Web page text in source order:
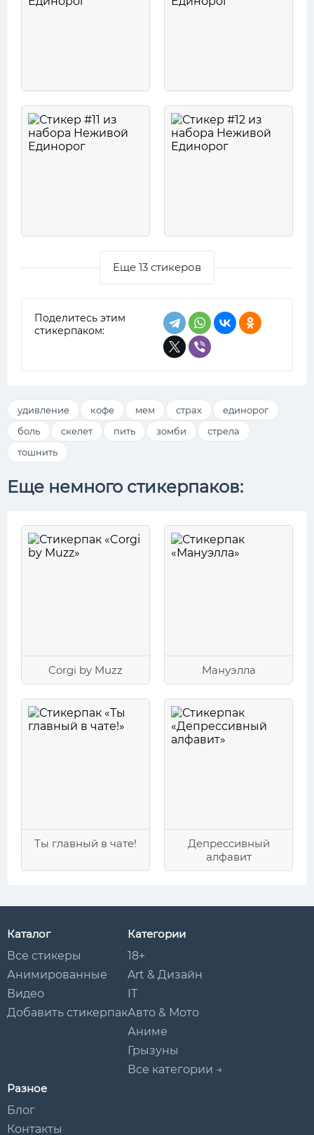
Еще 13 стикеров
Поделитесь этим
стикерпаком:
удивление кофе мем страх
единорог
боль
скелет пить зомби
стрела
тошнить
Еще немного стикерпаков:
Corgi by Muzz Мануэлла
Ты главный в чате!
Депрессивный
алфавит
Каталог
Все стикеры
Анимированные
Видео
Добавить стикерпак
Категории
18+
Art & Дизайн
IT
Авто & Мото
Аниме
Грызуны
Все категории →
Разное
Блог
Контакты